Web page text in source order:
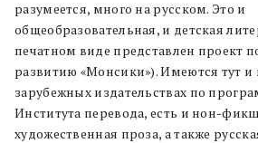
разумеется, много на русском. Это и
общеобразовательная, и детская
печатном виде представлен проект
развитию «Монсики»). Имеются тут и
зарубежных издательствах по
Института перевода, есть и нон-
художественная проза, а также